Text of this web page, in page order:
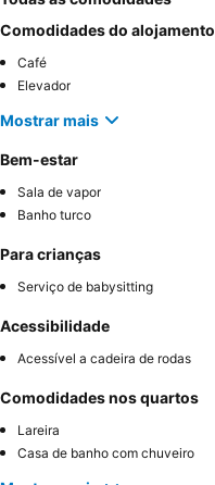
Comodidades do alojamento
Café
Elevador
Mostrar mais
Bem-estar
Sala de vapor
Banho turco
Para crianças
Serviço de babysitting
Acessibilidade
Acessível a cadeira de rodas
Comodidades nos quartos
Lareira
Casa de banho com chuveiro